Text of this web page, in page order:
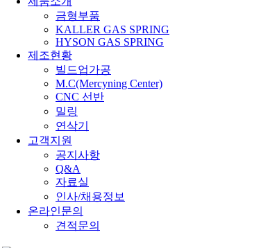
금형부품
KALLER GAS SPRING
HYSON GAS SPRING
제조현황
빌드업가공
M.C(Mercyning Center)
CNC 선반
밀링
연삭기
고객지원
공지사항
Q&A
자료실
인사/채용정보
온라인문의
견적문의